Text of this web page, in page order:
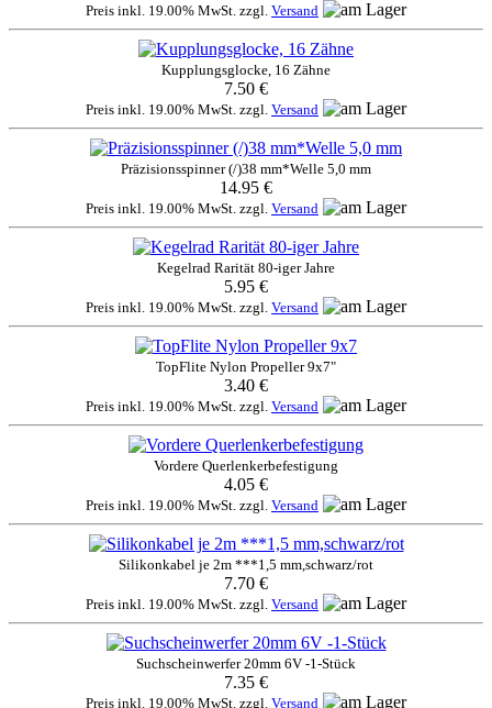
Preis inkl. 19.00% MwSt. zzgl. Versand
Kupplungsglocke, 16 Zähne
7.50 €
Preis inkl. 19.00% MwSt. zzgl. Versand
Präzisionsspinner (/)38 mm*Welle 5,0 mm
14.95 €
Preis inkl. 19.00% MwSt. zzgl. Versand
Kegelrad Rarität 80-iger Jahre
5.95 €
Preis inkl. 19.00% MwSt. zzgl. Versand
TopFlite Nylon Propeller 9x7"
3.40 €
Preis inkl. 19.00% MwSt. zzgl. Versand
Vordere Querlenkerbefestigung
4.05 €
Preis inkl. 19.00% MwSt. zzgl. Versand
Silikonkabel je 2m ***1,5 mm,schwarz/rot
7.70 €
Preis inkl. 19.00% MwSt. zzgl. Versand
Suchscheinwerfer 20mm 6V -1-Stück
7.35 €
Preis inkl. 19.00% MwSt. zzgl. Versand